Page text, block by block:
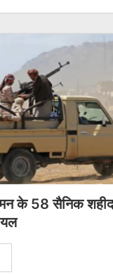
के 58 सैनिक